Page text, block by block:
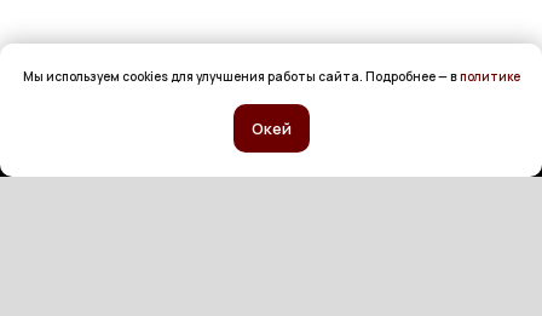
Мы используем cookies для улучшения работы сайта. Подробнее — вполитике
Окей